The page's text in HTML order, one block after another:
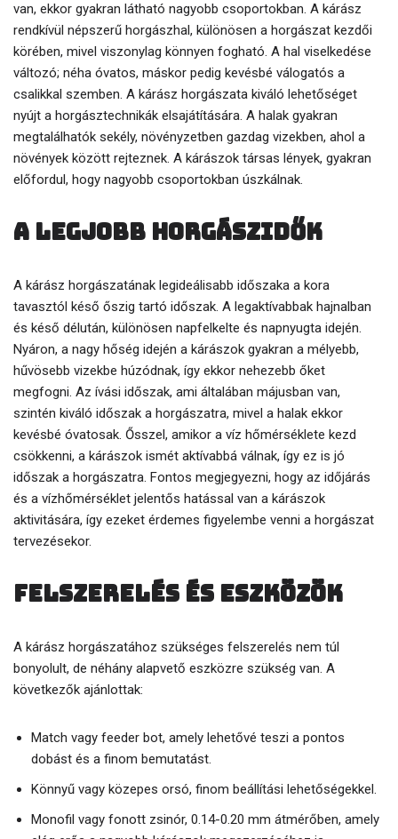
van, ekkor gyakran látható nagyobb csoportokban. A kárász
rendkívül népszerű horgászhal, különösen a horgászat kezdői
körében, mivel viszonylag könnyen fogható. A hal viselkedése
változó; néha óvatos, máskor pedig kevésbé válogatós a
csalikkal szemben. A kárász horgászata kiváló lehetőséget
nyújt a horgásztechnikák elsajátítására. A halak gyakran
megtalálhatók sekély, növényzetben gazdag vizekben, ahol a
növények között rejteznek. A kárászok társas lények, gyakran
előfordul, hogy nagyobb csoportokban úszkálnak.
A legjobb horgászidők
A kárász horgászatának legideálisabb időszaka a kora
tavasztól késő őszig tartó időszak. A legaktívabbak hajnalban
és késő délután, különösen napfelkelte és napnyugta idején.
Nyáron, a nagy hőség idején a kárászok gyakran a mélyebb,
hűvösebb vizekbe húzódnak, így ekkor nehezebb őket
megfogni. Az ívási időszak, ami általában májusban van,
szintén kiváló időszak a horgászatra, mivel a halak ekkor
kevésbé óvatosak. Ősszel, amikor a víz hőmérséklete kezd
csökkenni, a kárászok ismét aktívabbá válnak, így ez is jó
időszak a horgászatra. Fontos megjegyezni, hogy az időjárás
és a vízhőmérséklet jelentős hatással van a kárászok
aktivitására, így ezeket érdemes figyelembe venni a horgászat
tervezésekor.
Felszerelés és eszközök
A kárász horgászatához szükséges felszerelés nem túl
bonyolult, de néhány alapvető eszközre szükség van. A
következők ajánlottak:
Match vagy feeder bot, amely lehetővé teszi a pontos
dobást és a finom bemutatást.
Könnyű vagy közepes orsó, finom beállítási lehetőségekkel.
Monofil vagy fonott zsinór, 0.14-0.20 mm átmérőben, amely